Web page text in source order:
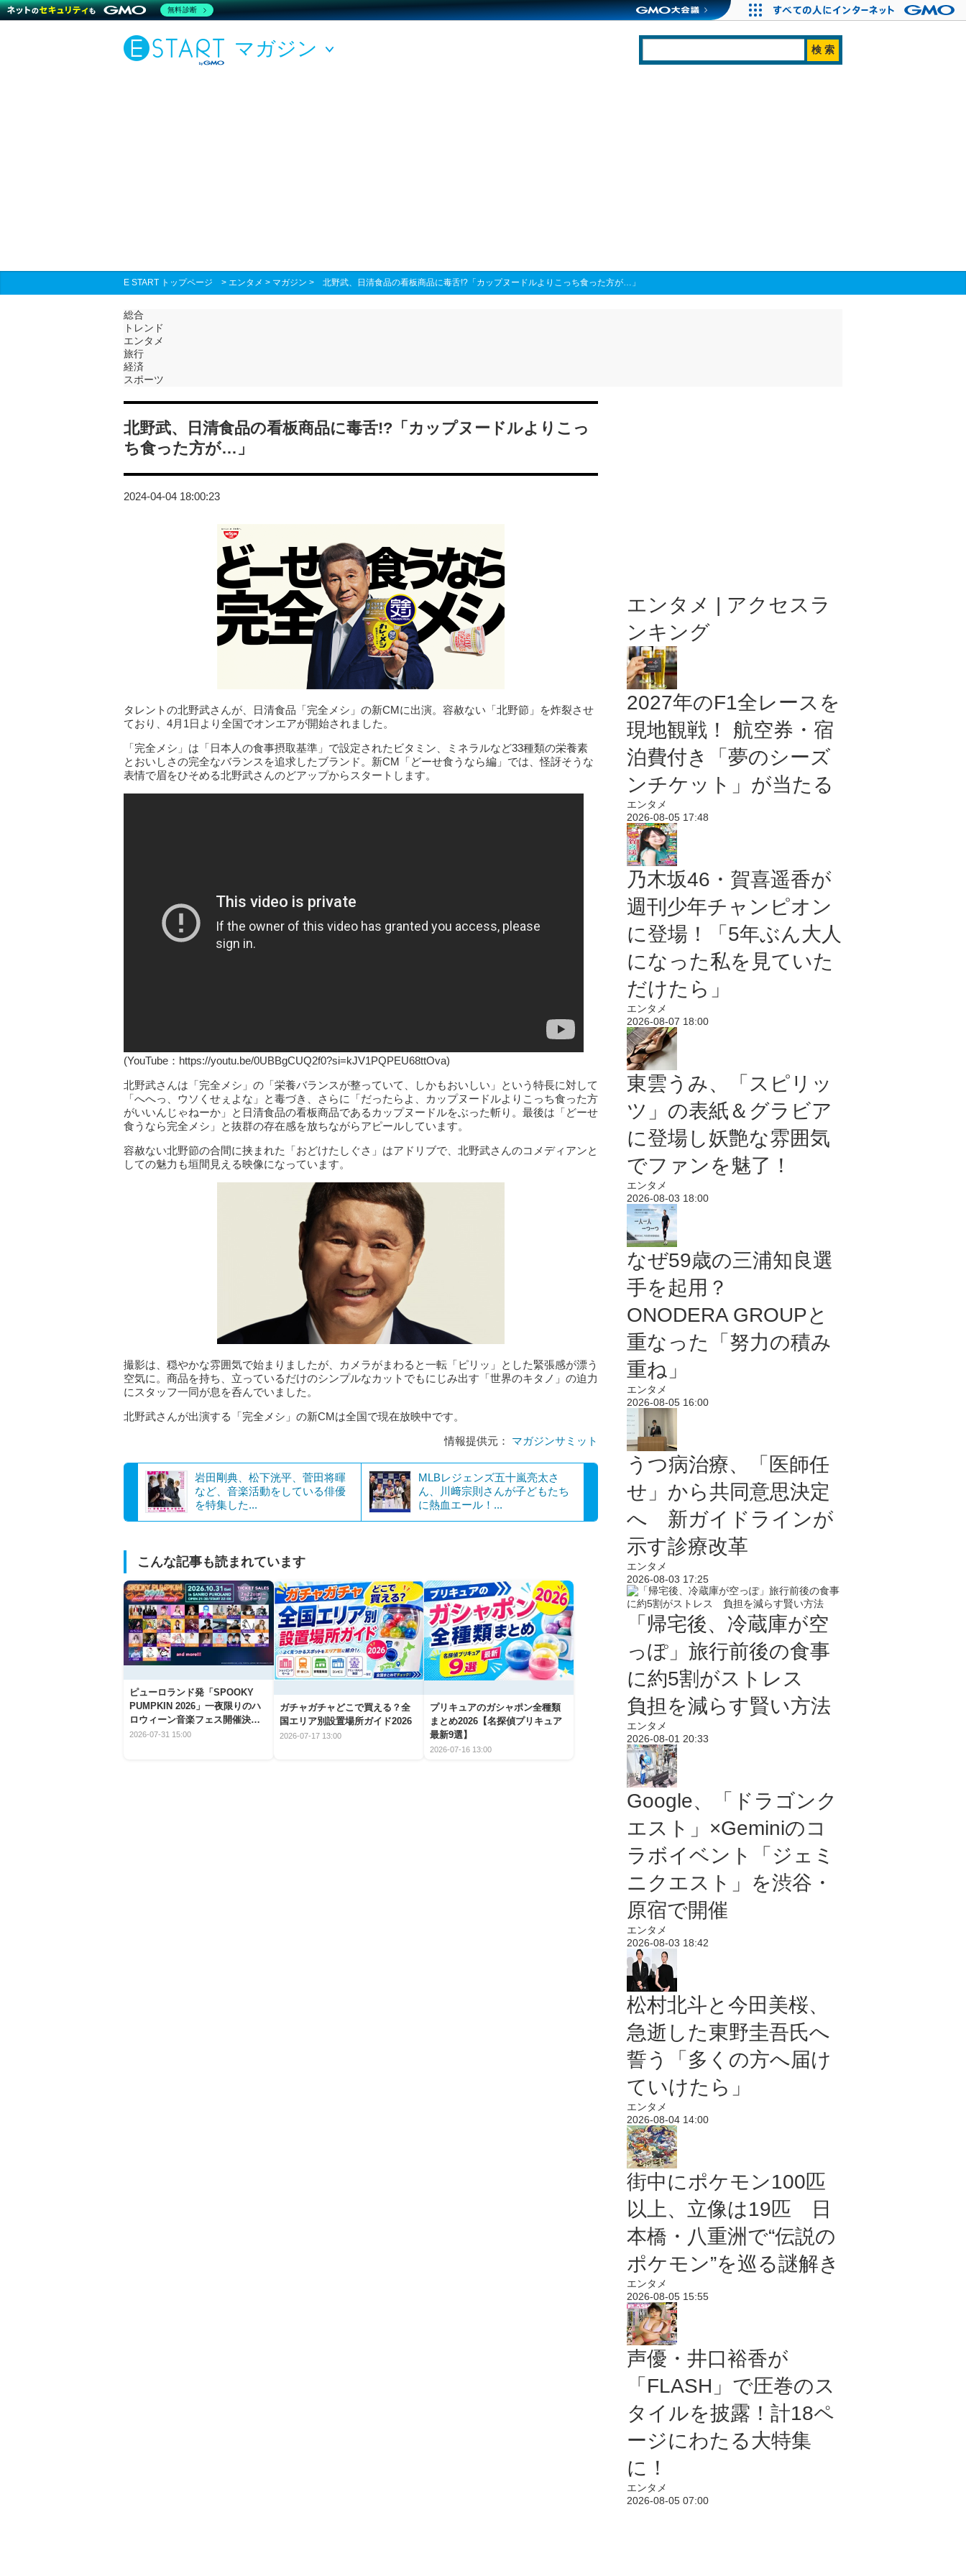
マガジン
E START トップページ > エンタメ > マガジン > 北野武、日清食品の看板商品に毒舌!?「カップヌードルよりこっち食った方が…」
総合
トレンド
エンタメ
旅行
経済
スポーツ
北野武、日清食品の看板商品に毒舌!?「カップヌードルよりこっ
ち食った方が…」
2024-04-04 18:00:23
タレントの北野武さんが、日清食品「完全メシ」の新CMに出演。容赦ない「北野節」を炸裂させ
ており、4月1日より全国でオンエアが開始されました。
「完全メシ」は「日本人の食事摂取基準」で設定されたビタミン、ミネラルなど33種類の栄養素
とおいしさの完全なバランスを追求したブランド。新CM「どーせ食うなら編」では、怪訝そうな
表情で眉をひそめる北野武さんのどアップからスタートします。
(YouTube：https://youtu.be/0UBBgCUQ2f0?si=kJV1PQPEU68ttOva)
北野武さんは「完全メシ」の「栄養バランスが整っていて、しかもおいしい」という特長に対して
「へへっ、ウソくせぇよな」と毒づき、さらに「だったらよ、カップヌードルよりこっち食った方
がいいんじゃねーか」と日清食品の看板商品であるカップヌードルをぶった斬り。最後は「どーせ
食うなら完全メシ」と抜群の存在感を放ちながらアピールしています。
容赦ない北野節の合間に挟まれた「おどけたしぐさ」はアドリブで、北野武さんのコメディアンと
しての魅力も垣間見える映像になっています。
撮影は、穏やかな雰囲気で始まりましたが、カメラがまわると一転「ピリッ」とした緊張感が漂う
空気に。商品を持ち、立っているだけのシンプルなカットでもにじみ出す「世界のキタノ」の迫力
にスタッフ一同が息を呑んでいました。
北野武さんが出演する「完全メシ」の新CMは全国で現在放映中です。
情報提供元： マガジンサミット
岩田剛典、松下洸平、菅田将暉
など、音楽活動をしている俳優
を特集した...
MLBレジェンズ五十嵐亮太さ
ん、川﨑宗則さんが子どもたち
に熱血エール！...
こんな記事も読まれています
ピューロランド発「SPOOKY
PUMPKIN 2026」一夜限りのハ
ロウィーン音楽フェス開催決
定！
2026-07-31 15:00
ガチャガチャどこで買える？全
国エリア別設置場所ガイド2026
2026-07-17 13:00
プリキュアのガシャポン全種類
まとめ2026【名探偵プリキュア
最新9選】
2026-07-16 13:00
エンタメ | アクセスラ
ンキング
2027年のF1全レースを
現地観戦！ 航空券・宿
泊費付き「夢のシーズ
ンチケット」が当たる
エンタメ
2026-08-05 17:48
乃木坂46・賀喜遥香が
週刊少年チャンピオン
に登場！「5年ぶん大人
になった私を見ていた
だけたら」
エンタメ
2026-08-07 18:00
東雲うみ、「スピリッ
ツ」の表紙＆グラビア
に登場し妖艶な雰囲気
でファンを魅了！
エンタメ
2026-08-03 18:00
なぜ59歳の三浦知良選
手を起用？
ONODERA GROUPと
重なった「努力の積み
重ね」
エンタメ
2026-08-05 16:00
うつ病治療、「医師任
せ」から共同意思決定
へ 新ガイドラインが
示す診療改革
エンタメ
2026-08-03 17:25
「帰宅後、冷蔵庫が空
っぽ」旅行前後の食事
に約5割がストレス
負担を減らす賢い方法
エンタメ
2026-08-01 20:33
Google、「ドラゴンク
エスト」×Geminiのコ
ラボイベント「ジェミ
ニクエスト」を渋谷・
原宿で開催
エンタメ
2026-08-03 18:42
松村北斗と今田美桜、
急逝した東野圭吾氏へ
誓う「多くの方へ届け
ていけたら」
エンタメ
2026-08-04 14:00
街中にポケモン100匹
以上、立像は19匹 日
本橋・八重洲で“伝説の
ポケモン”を巡る謎解き
エンタメ
2026-08-05 15:55
声優・井口裕香が
「FLASH」で圧巻のス
タイルを披露！計18ペ
ージにわたる大特集
に！
エンタメ
2026-08-05 07:00
無料診断